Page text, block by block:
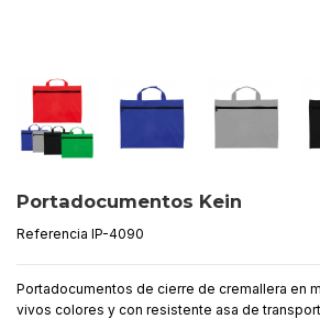
Portadocumentos Kein
Referencia IP-4090
Portadocumentos de cierre de cremallera en
vivos colores y con resistente asa de